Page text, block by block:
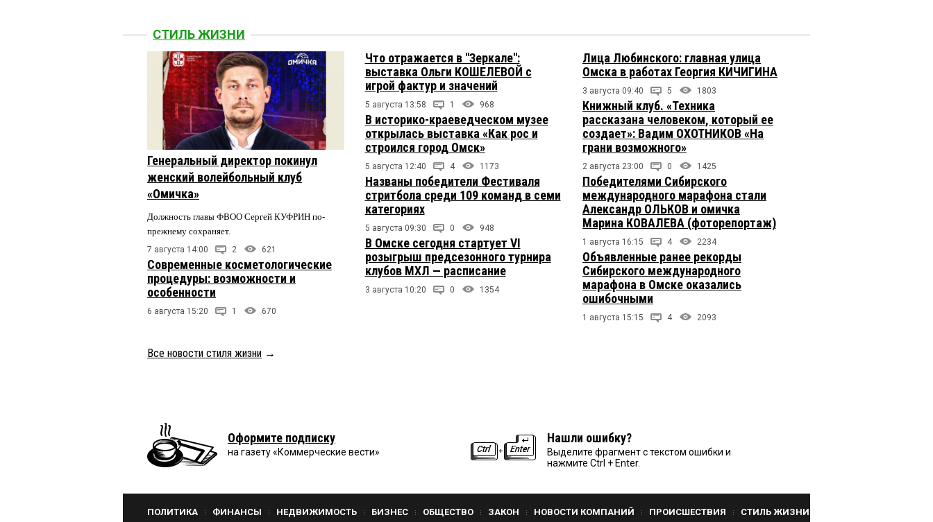
СТИЛЬ ЖИЗНИ
Генеральный директор покинул
женский волейбольный клуб
«Омичка»
Должность главы ФВОО Сергей КУФРИН по-
прежнему сохраняет.
7 августа 14:00 2 621
Современные косметологические
процедуры: возможности и
особенности
6 августа 15:20 1 670
Что отражается в "Зеркале":
выставка Ольги КОШЕЛЕВОЙ с
игрой фактур и значений
5 августа 13:58 1 968
В историко-краеведческом музее
открылась выставка «Как рос и
строился город Омск»
5 августа 12:40 4 1173
Названы победители Фестиваля
стритбола среди 109 команд в семи
категориях
5 августа 09:30 0 948
В Омске сегодня стартует VI
розыгрыш предсезонного турнира
клубов МХЛ — расписание
3 августа 10:20 0 1354
Лица Любинского: главная улица
Омска в работах Георгия КИЧИГИНА
3 августа 09:40 5 1803
Книжный клуб. «Техника
рассказана человеком, который ее
создает»: Вадим ОХОТНИКОВ «На
грани возможного»
2 августа 23:00 0 1425
Победителями Сибирского
международного марафона стали
Александр ОЛЬКОВ и омичка
Марина КОВАЛЕВА (фоторепортаж)
1 августа 16:15 4 2234
Объявленные ранее рекорды
Сибирского международного
марафона в Омске оказались
ошибочными
1 августа 15:15 4 2093
Все новости стиля жизни →
Оформите подписку
на газету «Коммерческие вести»
Нашли ошибку?
Выделите фрагмент с текстом ошибки и
нажмите Ctrl + Enter.
ПОЛИТИКА ФИНАНСЫ НЕДВИЖИМОСТЬ БИЗНЕС ОБЩЕСТВО ЗАКОН НОВОСТИ КОМПАНИЙ ПРОИСШЕСТВИЯ СТИЛЬ ЖИЗНИ